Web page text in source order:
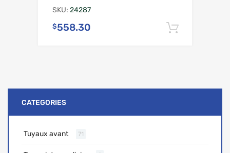
SKU: 24287
$558.30
CATEGORIES
Tuyaux avant 71